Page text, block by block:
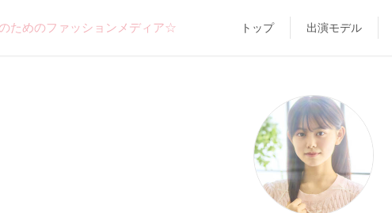
ためのファッションメディア☆ トップ 出演モデル